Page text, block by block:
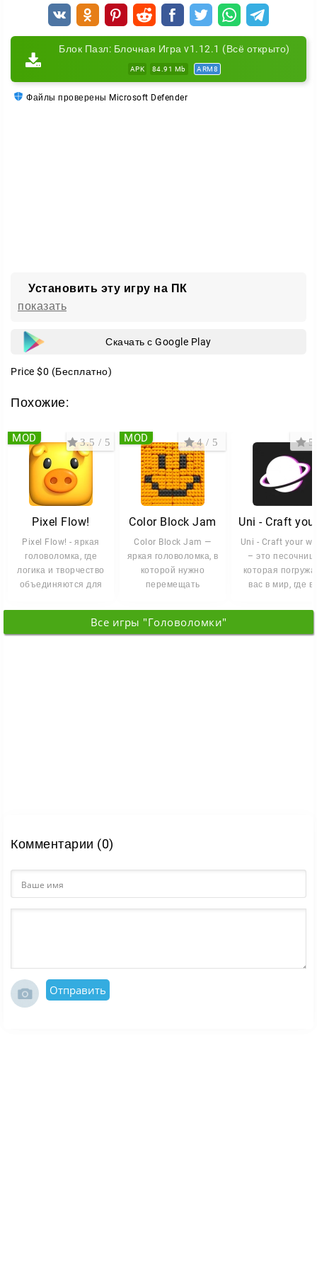
Блок Пазл: Блочная Игра v1.12.1 (Всё открыто)
APK 84.91 Mb ARM8
Файлы проверены Microsoft Defender
Установить эту игру на ПК
показать
Скачать с Google Play
Price $0 (Бесплатно)
Похожие:
Pixel Flow!
Pixel Flow! - яркая
головоломка, где
логика и творчество
объединяются для
3.5 / 5
MOD
Color Block Jam
Color Block Jam —
яркая головоломка, в
которой нужно
перемещать
сетке и отправлять
4 / 5
MOD
Uni - Craft your
– это
которая
вас в мир, где
всё,
5
Все игры "Головоломки"
Комментарии (0)
Отправить